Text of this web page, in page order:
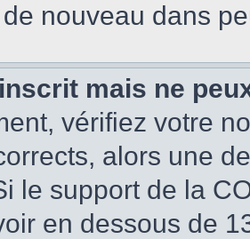
nouveau dans
mais ne
vérifiez votre
alors une
le support de la
en dessous de